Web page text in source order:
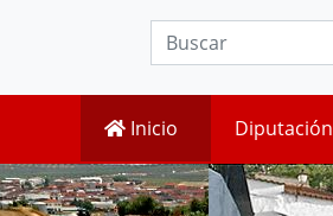
Inicio Diputación